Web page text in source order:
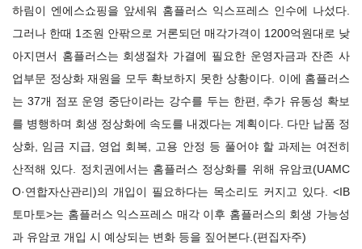
하림이 엔에스쇼핑을 앞세워 홈플러스 익스프레스 인수에 나섰다.
그러나 한때 1조원 안팎으로 거론되던 매각가격이 1200억원대로 낮
아지면서 홈플러스는 회생절차 가결에 필요한 운영자금과 잔존 사
업부문 정상화 재원을 모두 확보하지 못한 상황이다. 이에 홈플러스
는 37개 점포 운영 중단이라는 강수를 두는 한편, 추가 유동성 확보
를 병행하며 회생 정상화에 속도를 내겠다는 계획이다. 다만 납품 정
상화, 임금 지급, 영업 회복, 고용 안정 등 풀어야 할 과제는 여전히
산적해 있다. 정치권에서는 홈플러스 정상화를 위해 유암코(UAMC
O·연합자산관리)의 개입이 필요하다는 목소리도 커지고 있다. <IB
토마토>는 홈플러스 익스프레스 매각 이후 홈플러스의 회생 가능성
과 유암코 개입 시 예상되는 변화 등을 짚어본다.(편집자주)